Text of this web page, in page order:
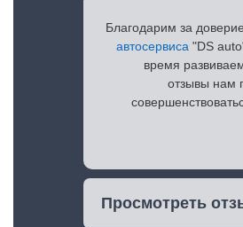
Благодарим за
автосервиса "DS
время
отзывы нам
Просмотреть